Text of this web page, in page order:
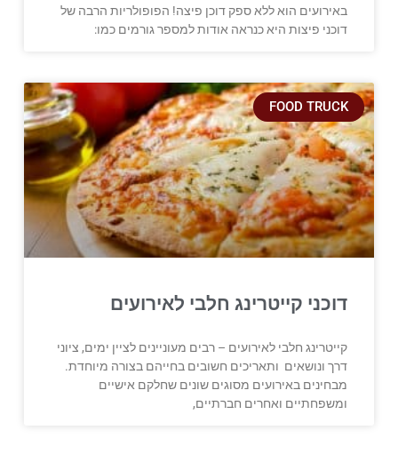
באירועים הוא ללא ספק דוכן פיצה! הפופולריות הרבה של
דוכני פיצות היא כנראה אודות למספר גורמים כמו:
FOOD TRUCK
דוכני קייטרינג חלבי לאירועים
קייטרינג חלבי לאירועים – רבים מעוניינים לציין ימים, ציוני
דרך ונושאים ותאריכים חשובים בחייהם בצורה מיוחדת.
מבחינים באירועים מסוגים שונים שחלקם אישיים
ומשפחתיים ואחרים חברתיים,